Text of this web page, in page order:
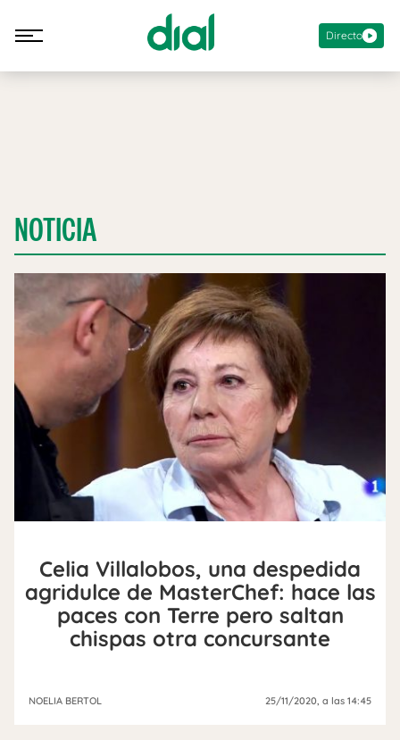
Directo
NOTICIA
Celia Villalobos, una despedida
agridulce de MasterChef: hace las
paces con Terre pero saltan
chispas otra concursante
NOELIA BERTOL 25/11/2020 , a las 14:45